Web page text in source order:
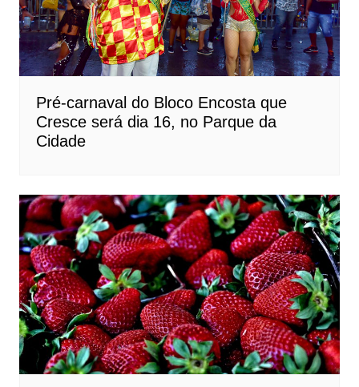
Pré-carnaval do Bloco Encosta que
Cresce será dia 16, no Parque da
Cidade